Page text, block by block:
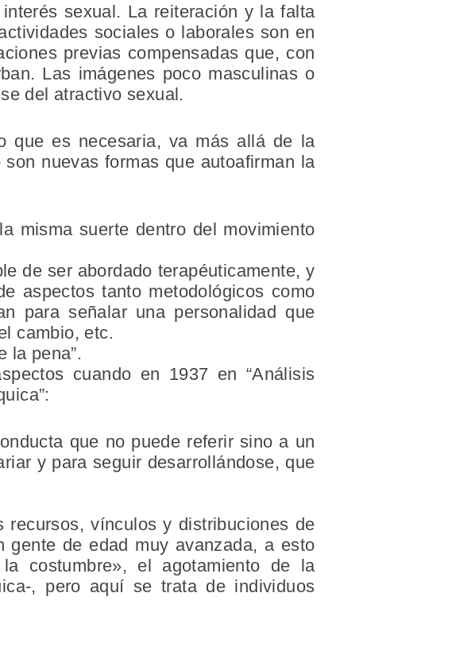
sexual. La reiteración y la falta
sociales o laborales son en
previas compensadas que, con
Las imágenes poco masculinas o
del atractivo sexual.
que es necesaria, va más allá de la
nuevas formas que autoafirman la
misma suerte dentro del movimiento
de ser abordado terapéuticamente, y
aspectos tanto metodológicos como
para señalar una personalidad que
cambio, etc.
la pena”.
cuando en 1937 en “Análisis
que no puede referir sino a un
y para seguir desarrollándose, que
vínculos y distribuciones de
gente de edad muy avanzada, a esto
costumbre», el agotamiento de la
, pero aquí se trata de individuos